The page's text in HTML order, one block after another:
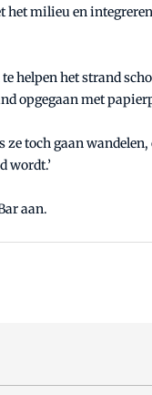
het milieu en
helpen het strand
opgegaan met
toch gaan
wordt.’
aan.